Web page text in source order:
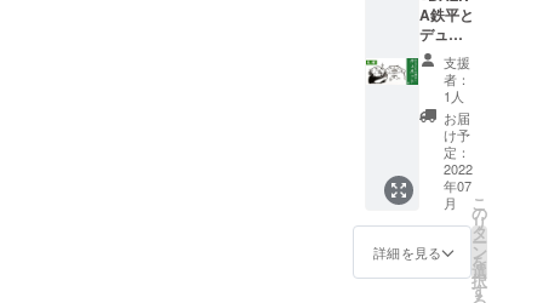
者様の
実費と
なりま
す。 ※
当日の
タイム
テーブ
ルは決
定して
おりま
せん
が、15
時会場
通費等
は支援
者様の
実費と
なりま
す。
A鉄平と
デュ
エット
券 で応
援！
（札幌
公演）
¥10,000
※ステー
ジ上で
DJタイ
ム時に
BAZRA
鉃平と
デュ
支援
者：
1人
お届
け予
定：
2022
年07
月
詳細を見る
こ
の
リ
タ
ー
ン
を
選
択
す